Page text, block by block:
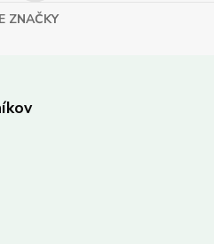
ZNAČKY